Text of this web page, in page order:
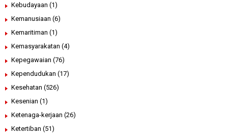
Kebudayaan (1)
Kemanusiaan (6)
Kemaritiman (1)
Kemasyarakatan (4)
Kepegawaian (76)
Kependudukan (17)
Kesehatan (526)
Kesenian (1)
Ketenaga-kerjaan (26)
Ketertiban (51)